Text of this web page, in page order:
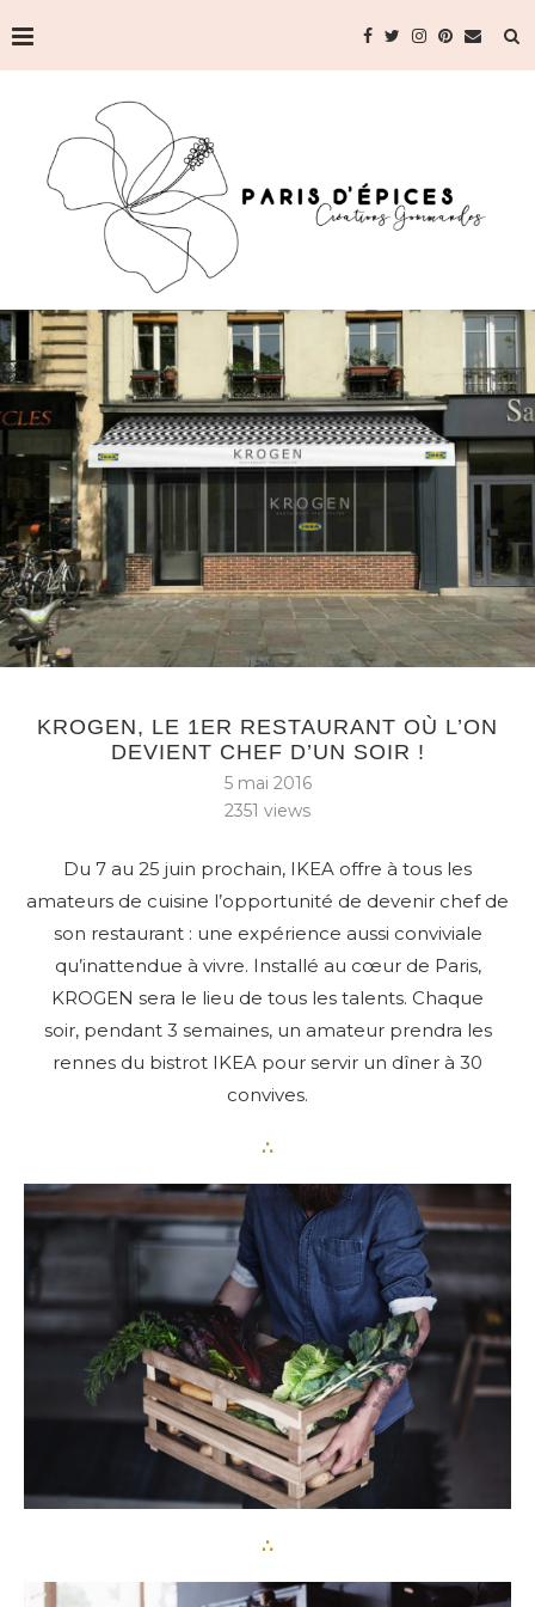
KROGEN, LE 1ER RESTAURANT OÙ L’ON
DEVIENT CHEF D’UN SOIR !
5 mai 2016
2351 views
Du 7 au 25 juin prochain, IKEA offre à tous les
amateurs de cuisine l’opportunité de devenir chef de
son restaurant : une expérience aussi conviviale
qu’inattendue à vivre. Installé au cœur de Paris,
KROGEN sera le lieu de tous les talents. Chaque
soir, pendant 3 semaines, un amateur prendra les
rennes du bistrot IKEA pour servir un dîner à 30
convives.
∴
∴